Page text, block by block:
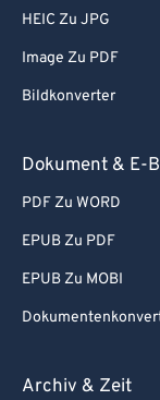
HEIC Zu JPG
Image Zu PDF
Bildkonverter
Dokument & E-
PDF Zu WORD
EPUB Zu PDF
EPUB Zu MOBI
Archiv & Zeit